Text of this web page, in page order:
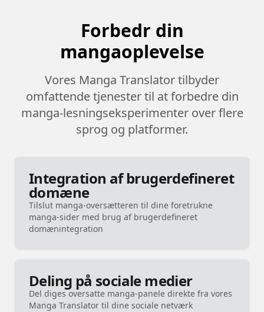
Forbedr din
mangaoplevelse
Vores Manga Translator tilbyder
omfattende tjenester til at forbedre din
manga-lesningseksperimenter over flere
sprog og platformer.
Integration af brugerdefineret
domæne
Tilslut manga-oversætteren til dine foretrukne
manga-sider med brug af brugerdefineret
domænintegration
Deling på sociale medier
Del diges oversatte manga-panele direkte fra vores
Manga Translator til dine sociale netværk